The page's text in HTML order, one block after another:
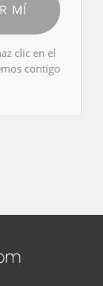
MÍ
clic en el
contigo